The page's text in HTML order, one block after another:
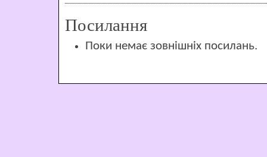
Посилання
Поки немає зовнішніх посилань.